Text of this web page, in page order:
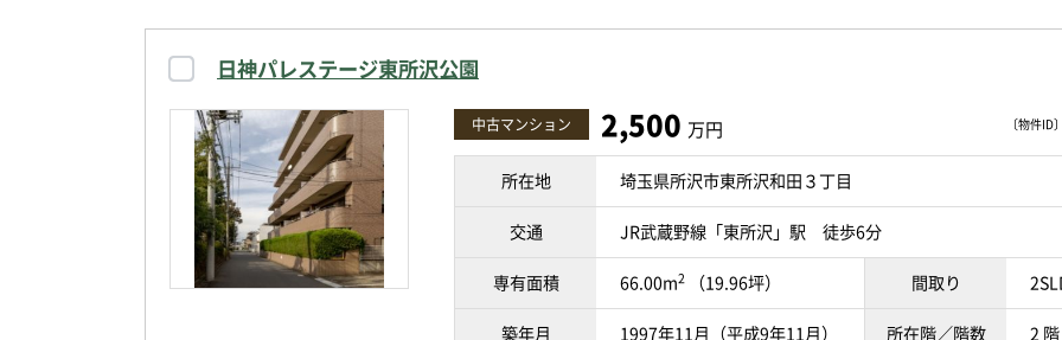
日神パレステージ東所沢公園
〔物件
中古マンション 2,500 万円
所在地 埼玉県所沢市東所沢和田３丁目
交通 JR武蔵野線「東所沢」駅 徒歩6分
専有面積 66.00m2 （19.96坪） 間取り
築年月 1997年11月（平成9年11月） 所在階／階数 2